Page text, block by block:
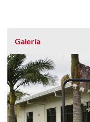
Galería